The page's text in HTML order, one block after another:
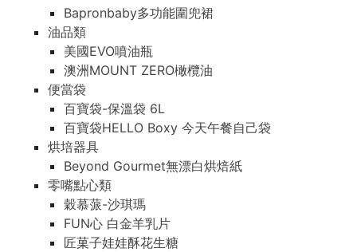
Bapronbaby多功能圍兜裙
油品類
美國EVO噴油瓶
澳洲MOUNT ZERO橄欖油
便當袋
百寶袋-保溫袋 6L
百寶袋HELLO Boxy 今天午餐自己袋
烘培器具
Beyond Gourmet無漂白烘焙紙
零嘴點心類
穀慕蒎-沙琪瑪
FUN心 白金羊乳片
匠菓子娃娃酥花生糖